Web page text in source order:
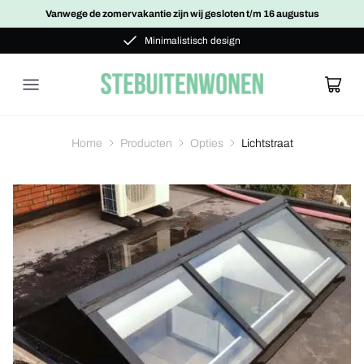
Vanwege de zomervakantie zijn wij gesloten t/m 16 augustus
Maatwerk
Minimalistisch design
Glazen schuifwanden
Glazen schuifwand
Glazen schuifwand dubbelglas
Glazen buitendeur
Bekijk alle projecten
Home Producten Opties Lichtstraat